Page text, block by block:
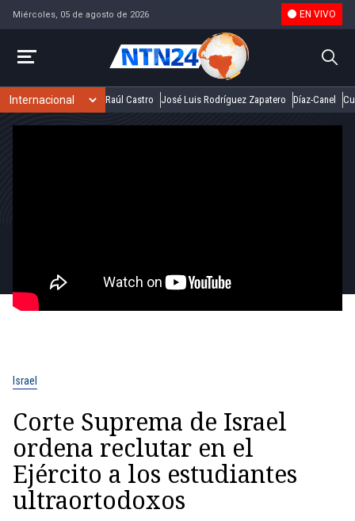
Miércoles, 05 de agosto de 2026 EN VIVO
Raúl Castro José Luis Rodríguez Zapatero Díaz-Canel
Israel
Corte Suprema de Israel
ordena reclutar en el
Ejército a los estudiantes
ultraortodoxos